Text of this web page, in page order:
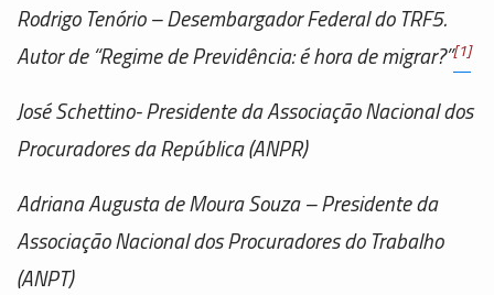
Rodrigo Tenório – Desembargador Federal do TRF5.
Autor de “Regime de Previdência: é hora de migrar?”[1]
José Schettino- Presidente da Associação Nacional dos
Procuradores da República (ANPR)
Adriana Augusta de Moura Souza – Presidente da
Associação Nacional dos Procuradores do Trabalho
(ANPT)